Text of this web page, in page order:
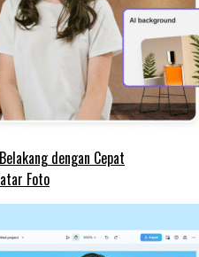
dengan Cepat
Foto